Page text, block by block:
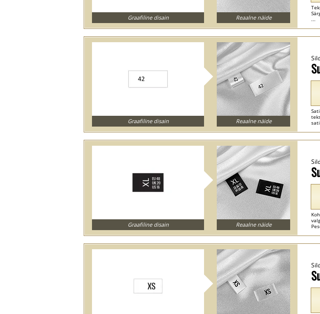
...
Graafiline disain Reaalne näide
Graafiline disain Reaalne näide
Graafiline disain Reaalne näide